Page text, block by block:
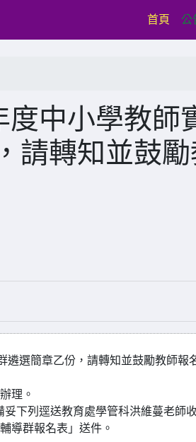
首頁 公
中小學教師
請轉知並鼓
選簡章乙份，請轉知並鼓勵教師報
理。
下列逕送教育處學管科洪維蔓老師
導群報名表」送件。